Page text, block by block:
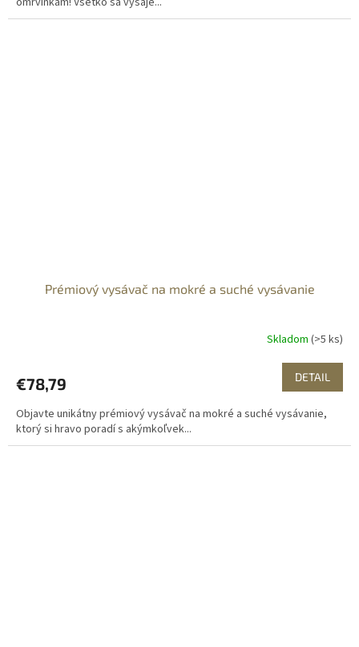
Prémiový vysávač na mokré a suché vysávanie
Skladom (>5 ks)
€78,79 DETAIL
Objavte unikátny prémiový vysávač na mokré a suché vysávanie,
ktorý si hravo poradí s akýmkoľvek...